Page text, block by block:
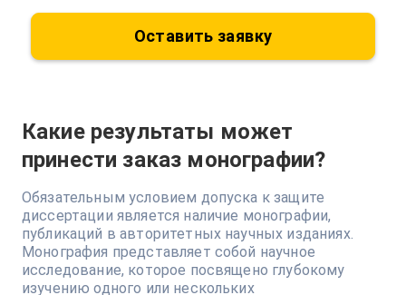
Оставить заявку
Какие результаты может
принести заказ монографии?
Обязательным условием допуска к защите
диссертации является наличие монографии,
публикаций в авторитетных научных изданиях.
Монография представляет собой научное
исследование, которое посвящено глубокому
изучению одного или нескольких